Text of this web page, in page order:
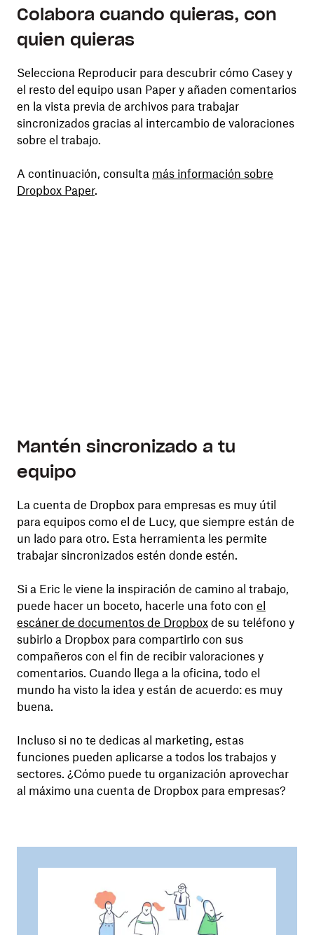
Colabora cuando quieras, con
quien quieras
Selecciona Reproducir para descubrir cómo Casey y
el resto del equipo usan Paper y añaden comentarios
en la vista previa de archivos para trabajar
sincronizados gracias al intercambio de valoraciones
sobre el trabajo.
A continuación, consulta más información sobre
Dropbox Paper.
Mantén sincronizado a tu
equipo
La cuenta de Dropbox para empresas es muy útil
para equipos como el de Lucy, que siempre están de
un lado para otro. Esta herramienta les permite
trabajar sincronizados estén donde estén.
Si a Eric le viene la inspiración de camino al trabajo,
puede hacer un boceto, hacerle una foto con el
escáner de documentos de Dropboxde su teléfono y
subirlo a Dropbox para compartirlo con sus
compañeros con el fin de recibir valoraciones y
comentarios. Cuando llega a la oficina, todo el
mundo ha visto la idea y están de acuerdo: es muy
buena.
Incluso si no te dedicas al marketing, estas
funciones pueden aplicarse a todos los trabajos y
sectores. ¿Cómo puede tu organización aprovechar
al máximo una cuenta de Dropbox para empresas?